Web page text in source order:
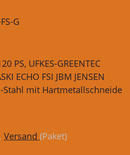
G
PS, UFKES-GREENTEC
ECHO FSI JBM JENSEN
Stahl mit Hartmetallschneide
Versand (Paket)